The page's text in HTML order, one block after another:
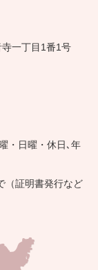
一丁目1番1号
・日曜・休日､年
（証明書発行など